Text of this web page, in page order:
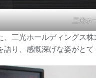
三光ホ
、三光ホールディングス
語り、感慨深げな姿がとて